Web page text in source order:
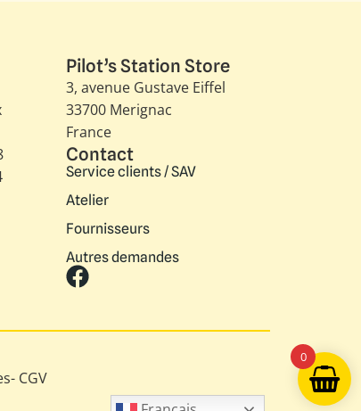
Pilot’s Station Store
3, avenue Gustave Eiffel​
33700 Merignac
France
Contact
Service clients / SAV
Atelier
Fournisseurs
Autres demandes
- CGV
0